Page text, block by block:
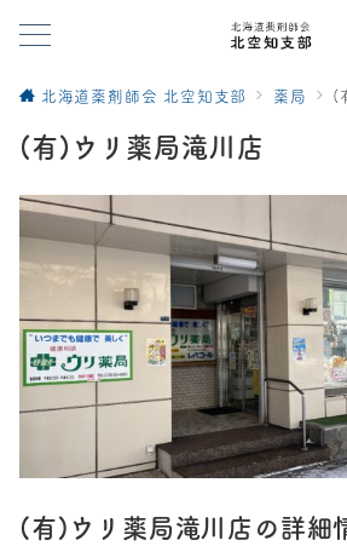
北海道薬剤師会 北空知支部 薬局 (
(有)ウリ薬局滝川店
(有)ウリ薬局滝川店 の詳細